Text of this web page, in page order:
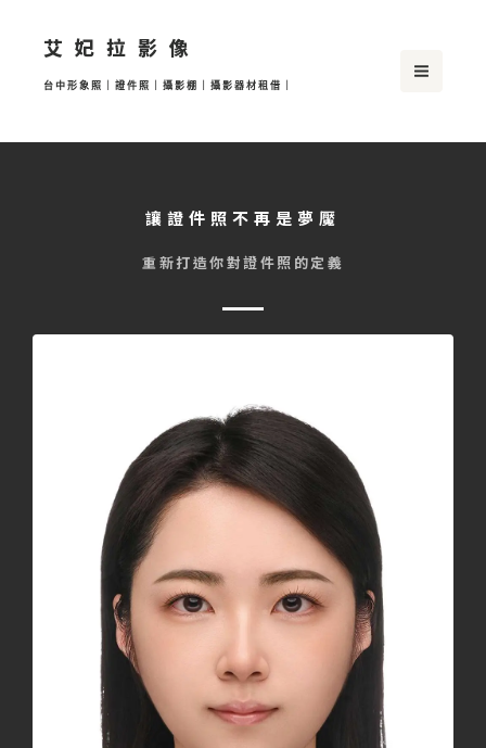
內
艾妃拉影像
台中形象照｜證件照｜攝影棚｜攝影器材租借｜
台中韓式證件照
讓證件照不再是夢魘
重新打造你對證件照的定義